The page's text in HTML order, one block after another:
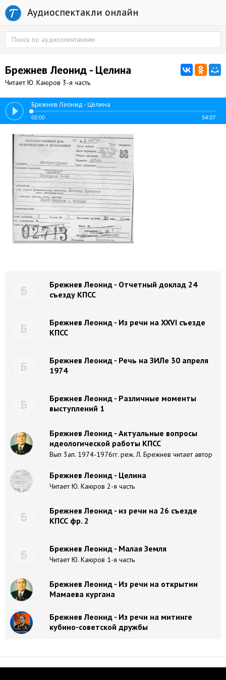
Аудиоспектакли онлайн
Брежнев Леонид - Целина
Читает Ю. Каюров 3-я часть
Брежнев Леонид - Целина
00:00 54:07
Б
Брежнев Леонид - Отчетный доклад 24
съезду КПСС
Б
Брежнев Леонид - Из речи на XXVI съезде
КПСС
Б
Брежнев Леонид - Речь на ЗИЛе 30 апреля
1974
Б
Брежнев Леонид - Различные моменты
выступлений 1
Брежнев Леонид - Актуальные вопросы
идеологической работы КПСС
Вып 3ап. 1974-1976гг. реж. Л. Брежнев читает автор
Брежнев Леонид - Целина
Читает Ю. Каюров 2-я часть
Б
Брежнев Леонид - из речи на 26 съезде
КПСС фр. 2
Б Брежнев Леонид - Малая Земля
Читает Ю. Каюров 1-я часть
Брежнев Леонид - Из речи на открытии
Мамаева кургана
Брежнев Леонид - Из речи на митинге
кубино-советской дружбы